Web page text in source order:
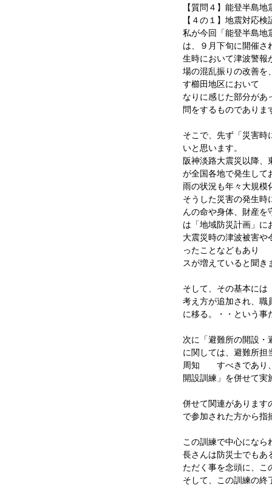
【質問４】能登半島
【４の１】地震対応
私が今回「能登半島地
は、９月下旬に開催
生時において津波警報
場の混乱振りの改善
す櫛田地区において
なりに感じた部分が
問をするものでありま
そこで、先ず「災害
いと思います。
阪神淡路大震災以降、
が全国各地で発生して
雨の状況も年々大規模
そうした災害の発生時
んの命や身体、財産を
は「地域防災計画」
大震災時の津波被害や
ったことなどもあり
スが増えていると聞き
そして、その基本に
考え方が追加され、職
に移る。・・という事
次に「避難所の開設
に関しては、避難所
周知 すべきであり、
開設訓練」を併せて実
併せて関連があります
で参加された方から
この訓練で中心になら
長さんは防災士でもあ
ただく事を念頭に、こ
そして、この訓練の終